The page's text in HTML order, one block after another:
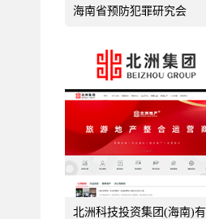
海南省预防犯罪研究会